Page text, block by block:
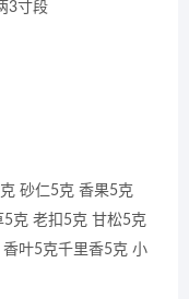
3寸段
砂仁5克 香果5克
克 老扣5克 甘松5克
叶5克千里香5克 小